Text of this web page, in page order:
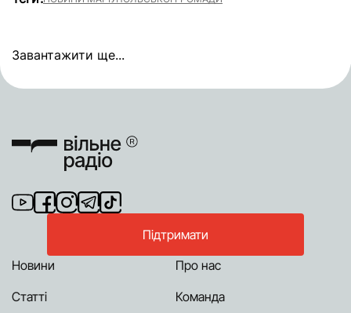
Завантажити ще...
Підтримати
Новини
Статті
Про нас
Команда